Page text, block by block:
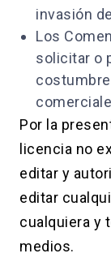
invasión
Los
solicitar o
Por la
licencia no
editar y
editar
cualquiera y
medios.